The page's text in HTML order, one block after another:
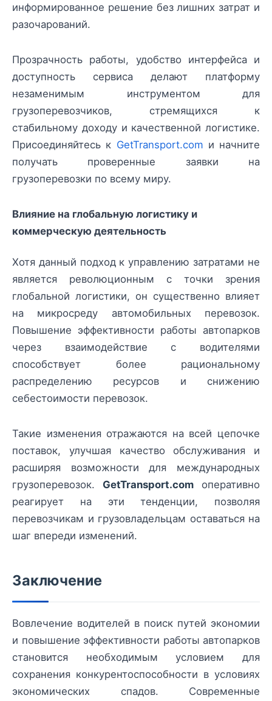
информированное решение без лишних затрат и
разочарований.
Прозрачность работы, удобство интерфейса и
доступность сервиса делают платформу
незаменимым инструментом для
грузоперевозчиков, стремящихся к
стабильному доходу и качественной логистике.
Присоединяйтесь к GetTransport.com и начните
получать проверенные заявки на
грузоперевозки по всему миру.
Влияние на глобальную логистику и
коммерческую деятельность
Хотя данный подход к управлению затратами не
является революционным с точки зрения
глобальной логистики, он существенно влияет
на микросреду автомобильных перевозок.
Повышение эффективности работы автопарков
через взаимодействие с водителями
способствует более рациональному
распределению ресурсов и снижению
себестоимости перевозок.
Такие изменения отражаются на всей цепочке
поставок, улучшая качество обслуживания и
расширяя возможности для международных
грузоперевозок. GetTransport.com оперативно
реагирует на эти тенденции, позволяя
перевозчикам и грузовладельцам оставаться на
шаг впереди изменений.
Заключение
Вовлечение водителей в поиск путей экономии
и повышение эффективности работы автопарков
становится необходимым условием для
сохранения конкурентоспособности в условиях
экономических спадов. Современные